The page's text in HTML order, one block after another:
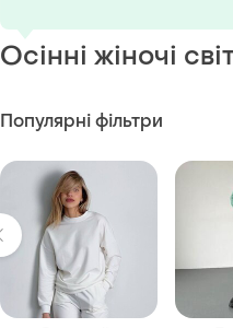
Осінні жіночі
Популярні фільтри